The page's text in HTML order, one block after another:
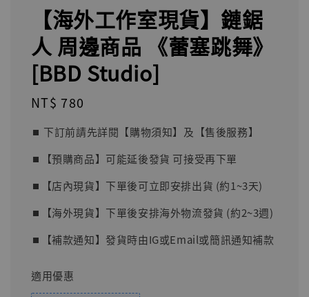
【海外工作室現貨】鏈鋸
人 周邊商品 《蕾塞跳舞》
[BBD Studio]
Regular
NT$ 780
⏹︎ 下訂前請先詳閱【購物須知】及【售後服務】
⏹︎【預購商品】可能延後發貨 可接受再下單
⏹︎【店內現貨】下單後可立即安排出貨 (約1~3天)
⏹︎【海外現貨】下單後安排海外物流發貨 (約2~3週)
⏹︎【補款通知】發貨時由IG或Email或簡訊通知補款
適用優惠